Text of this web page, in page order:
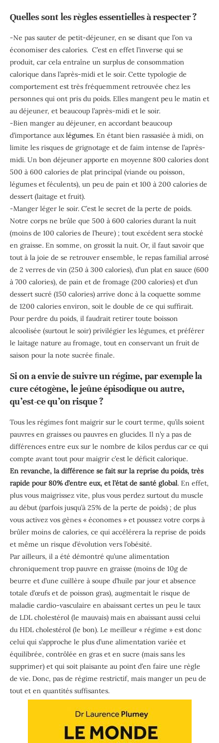
Quelles sont les règles essentielles à respecter ?
-Ne pas sauter de petit-déjeuner, en se disant que l’on va
économiser des calories. C’est en effet l’inverse qui se
produit, car cela entraîne un surplus de consommation
calorique dans l’après-midi et le soir. Cette typologie de
comportement est très fréquemment retrouvée chez les
personnes qui ont pris du poids. Elles mangent peu le matin et
au déjeuner, et beaucoup l’après-midi et le soir.
-Bien manger au déjeuner, en accordant beaucoup
d’importance auxlégumes. En étant bien rassasiée à midi, on
limite les risques de grignotage et de faim intense de l’après-
midi. Un bon déjeuner apporte en moyenne 800 calories dont
500 à 600 calories de plat principal (viande ou poisson,
légumes et féculents), un peu de pain et 100 à 200 calories de
dessert (laitage et fruit).
-Manger léger le soir. C’est le secret de la perte de poids.
Notre corps ne brûle que 500 à 600 calories durant la nuit
(moins de 100 calories de l’heure) ; tout excédent sera stocké
en graisse. En somme, on grossit la nuit. Or, il faut savoir que
tout à la joie de se retrouver ensemble, le repas familial arrosé
de 2 verres de vin (250 à 300 calories), d’un plat en sauce (600
à 700 calories), de pain et de fromage (200 calories) et d’un
dessert sucré (150 calories) arrive donc à la coquette somme
de 1200 calories environ, soit le double de ce qui suffirait.
Pour perdre du poids, il faudrait retirer toute boisson
alcoolisée (surtout le soir) privilégier les légumes, et préférer
le laitage nature au fromage, tout en conservant un fruit de
saison pour la note sucrée finale.
Si on a envie de suivre un régime, par exemple la
cure cétogène, le jeûne épisodique ou autre,
qu’est-ce qu’on risque ?
Tous les régimes font maigrir sur le court terme, qu’ils soient
pauvres en graisses ou pauvres en glucides. Il n’y a pas de
différences entre eux sur le nombre de kilos perdus car ce qui
compte avant tout pour maigrir c’est le déficit calorique.
En revanche, la différence se fait sur la reprise du poids, très
rapide pour 80% d’entre eux, et l’état de santé global. En effet,
plus vous maigrissez vite, plus vous perdez surtout du muscle
au début (parfois jusqu’à 25% de la perte de poids) ; de plus
vous activez vos gènes « économes » et poussez votre corps à
brûler moins de calories, ce qui accélérera la reprise de poids
et même un risque d’évolution vers l’obésité.
Par ailleurs, il a été démontré qu’une alimentation
chroniquement trop pauvre en graisse (moins de 10g de
beurre et d’une cuillère à soupe d’huile par jour et absence
totale d’œufs et de poisson gras), augmentait le risque de
maladie cardio-vasculaire en abaissant certes un peu le taux
de LDL cholestérol (le mauvais) mais en abaissant aussi celui
du HDL cholestérol (le bon). Le meilleur « régime » est donc
celui qui s’approche le plus d’une alimentation variée et
équilibrée, contrôlée en gras et en sucre (mais sans les
supprimer) et qui soit plaisante au point d’en faire une règle
de vie. Donc, pas de régime restrictif, mais manger un peu de
tout et en quantités suffisantes.